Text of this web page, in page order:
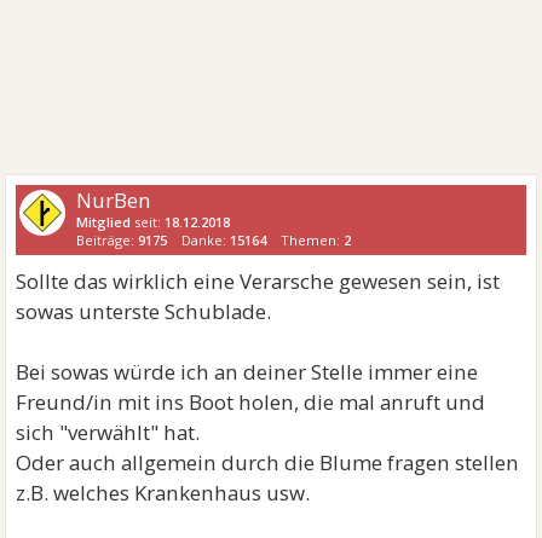
NurBen
Mitglied seit: 18.12.2018
Beiträge:9175 Danke: 15164 Themen: 2
Sollte das wirklich eine Verarsche gewesen sein, ist
sowas unterste Schublade.
Bei sowas würde ich an deiner Stelle immer eine
Freund/in mit ins Boot holen, die mal anruft und
sich "verwählt" hat.
Oder auch allgemein durch die Blume fragen stellen
z.B. welches Krankenhaus usw.